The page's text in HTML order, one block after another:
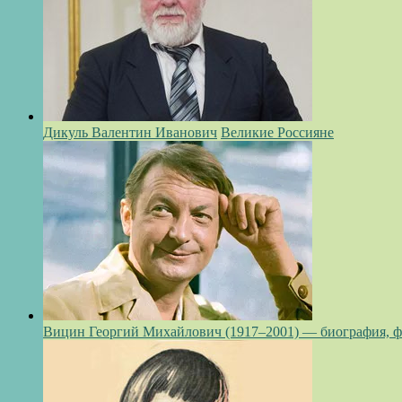
Дикуль Валентин Иванович Великие Россияне
Вицин Георгий Михайлович (1917–2001) — биография,